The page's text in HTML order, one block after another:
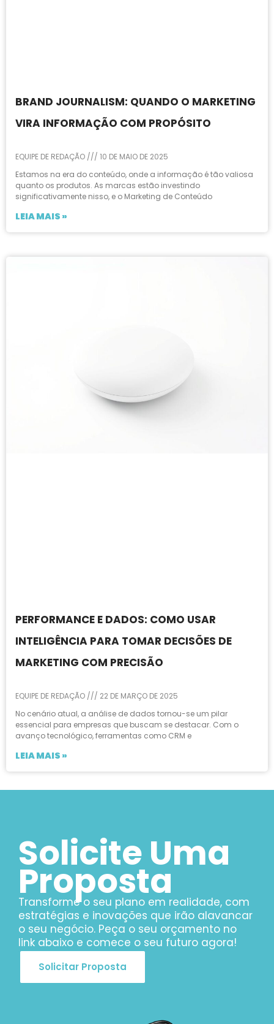
BRAND JOURNALISM: QUANDO O MARKETING
VIRA INFORMAÇÃO COM PROPÓSITO
EQUIPE DE REDAÇÃO
10 DE MAIO DE 2025
Estamos na era do conteúdo, onde a informação é tão valiosa
quanto os produtos. As marcas estão investindo
significativamente nisso, e o Marketing de Conteúdo
LEIA MAIS »
PERFORMANCE E DADOS: COMO USAR
INTELIGÊNCIA PARA TOMAR DECISÕES DE
MARKETING COM PRECISÃO
EQUIPE DE REDAÇÃO
22 DE MARÇO DE 2025
No cenário atual, a análise de dados tornou-se um pilar
essencial para empresas que buscam se destacar. Com o
avanço tecnológico, ferramentas como CRM e
LEIA MAIS »
Solicite Uma
Proposta
Transforme o seu plano em realidade, com
estratégias e inovações que irão alavancar
o seu negócio. Peça o seu orçamento no
link abaixo e comece o seu futuro agora!
Solicitar Proposta